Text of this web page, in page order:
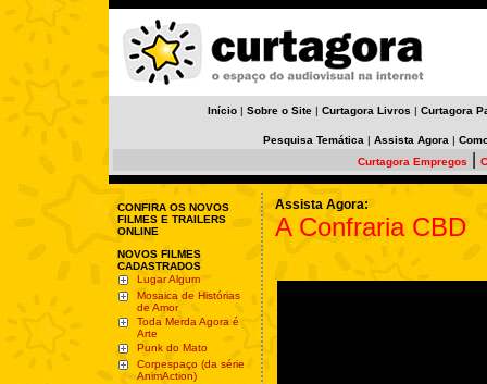
Início | Sobre o Site | Curtagora Livros | Curtagora
Pesquisa Temática | Assista Agora |
Curtagora Empregos
CONFIRA OS NOVOS
FILMES E TRAILERS
ONLINE
NOVOS FILMES
CADASTRADOS
Lugar Algum
Mosaica de Histórias
de Amor
Toda Merda Agora é
Arte
Punk do Mato
Corpespaço (da série
AnimAction)
Assista Agora:
A Confraria CBD